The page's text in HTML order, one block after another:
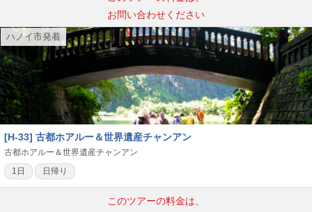
お問い合わせください
ハノイ市発着
[H-33] 古都ホアルー＆世界遺産チャンアン
古都ホアルー＆世界遺産チャンアン
1日
日帰り
このツアーの料金は、